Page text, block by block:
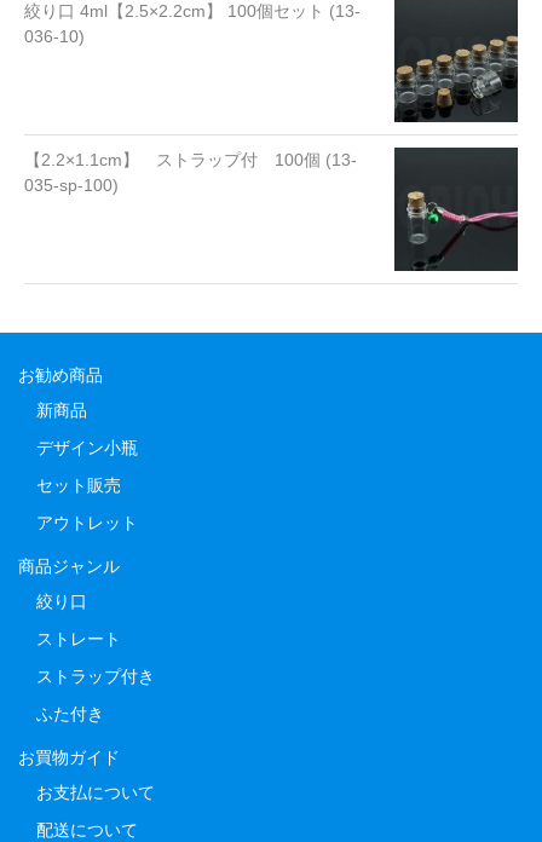
絞り口 4ml【2.5×2.2cm】 100個セット (13-
036-10)
【2.2×1.1cm】 ストラップ付 100個 (13-
035-sp-100)
お勧め商品
新商品
デザイン小瓶
セット販売
アウトレット
商品ジャンル
絞り口
ストレート
ストラップ付き
ふた付き
お買物ガイド
お支払について
配送について